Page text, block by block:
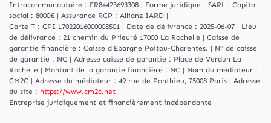
Intracommunautaire : FR84423693308 | Forme juridique : SARL | Capital
social : 8000€ | Assurance RCP : Allianz IARD |
Carte T : CPI 17022016000008501 | Date de délivrance : 2025-06-07 | Lieu
de délivrance : 21 chemin du Prieuré 17000 La Rochelle | Caisse de
garantie financière : Caisse d'Epargne Poitou-Charentes. | N° de caisse
de garantie : NC | Adresse caisse de garantie : Place de Verdun La
Rochelle | Montant de la garantie financière : NC | Nom du médiateur :
CM2C | Adresse du médiateur : 49 rue de Ponthieu, 75008 Paris | Adresse
du site : https://www.cm2c.net |
Entreprise juridiquement et financièrement indépendante